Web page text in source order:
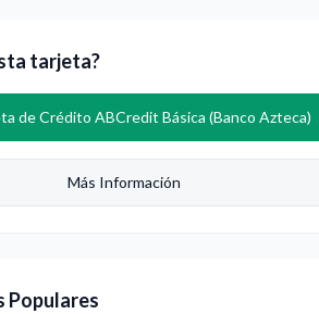
tarjeta?
de Crédito ABCredit Básica (Banco Azteca)
Más Información
Populares